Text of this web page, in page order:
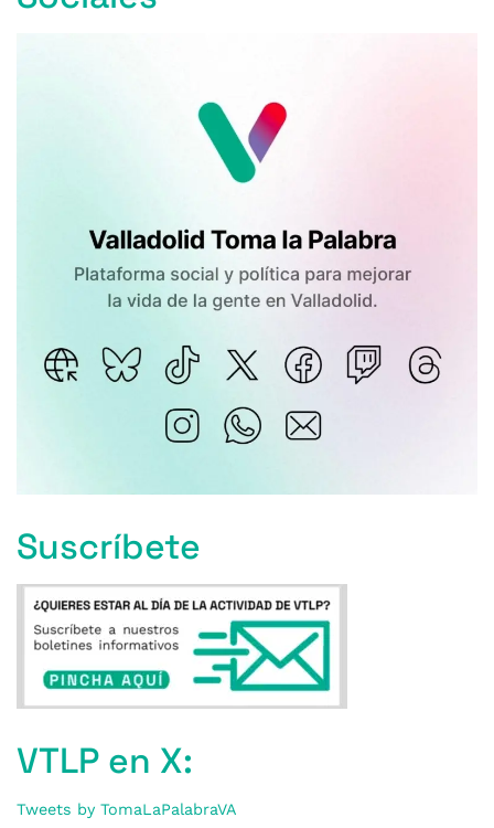
Suscríbete
VTLP en X:
Tweets by TomaLaPalabraVA